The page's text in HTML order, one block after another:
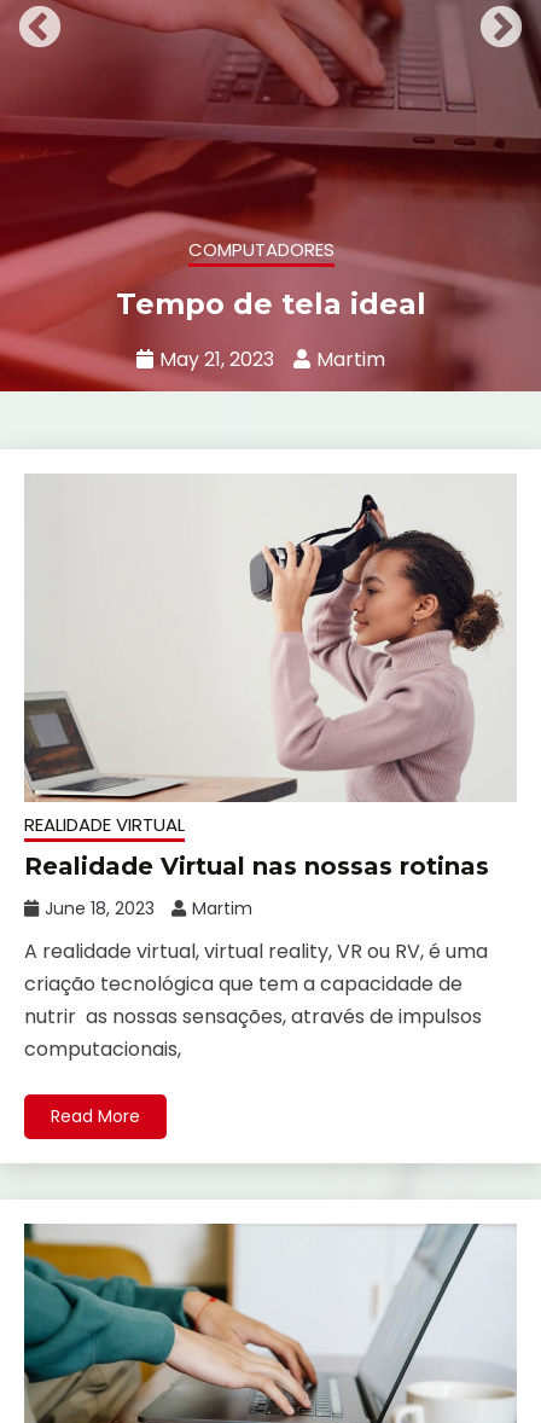
NAVEGUE NA WEB COM SEGURANÇA
Navegar é preciso
April 24, 2023 Martim
REALIDADE VIRTUAL
Realidade Virtual nas nossas rotinas
June 18, 2023 Martim
A realidade virtual, virtual reality, VR ou RV, é uma
criação tecnológica que tem a capacidade de
nutrir as nossas sensações, através de impulsos
computacionais,
Read More